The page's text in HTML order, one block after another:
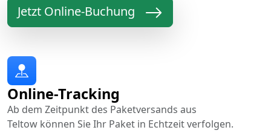
Jetzt Online-Buchung
Online-Tracking
Ab dem Zeitpunkt des Paketversands aus
Teltow können Sie Ihr Paket in Echtzeit verfolgen.